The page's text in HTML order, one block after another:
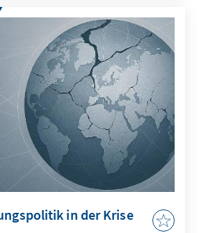
Verwundbarkeit, im
Meer demonstriert China,
wird. Beide Fälle
das Seerecht unterwandert
Sicherheit,
und die regelbasierte
in der Krise